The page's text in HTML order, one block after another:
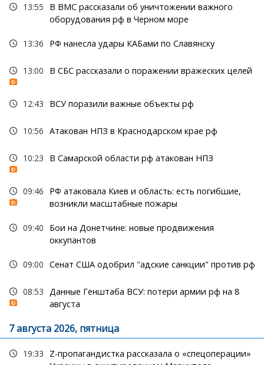
13:55
В ВМС рассказали об уничтожении важного
оборудования рф в Черном море
13:36 РФ нанесла удары КАБами по Славянску
13:00 В СБС рассказали о поражении вражеских целей
12:43 ВСУ поразили важные объекты рф
10:56 Атакован НПЗ в Краснодарском крае рф
10:23 В Самарской области рф атакован НПЗ
09:46
РФ атаковала Киев и область: есть погибшие,
возникли масштабные пожары
09:40
Бои на Донетчине: новые продвижения
оккупантов
09:00 Сенат США одобрил "адские санкции" против рф
08:53
Данные Генштаба ВСУ: потери армии рф на 8
августа
7 августа 2026, пятница
19:33
Z-пропагандистка рассказала о «спецоперации»